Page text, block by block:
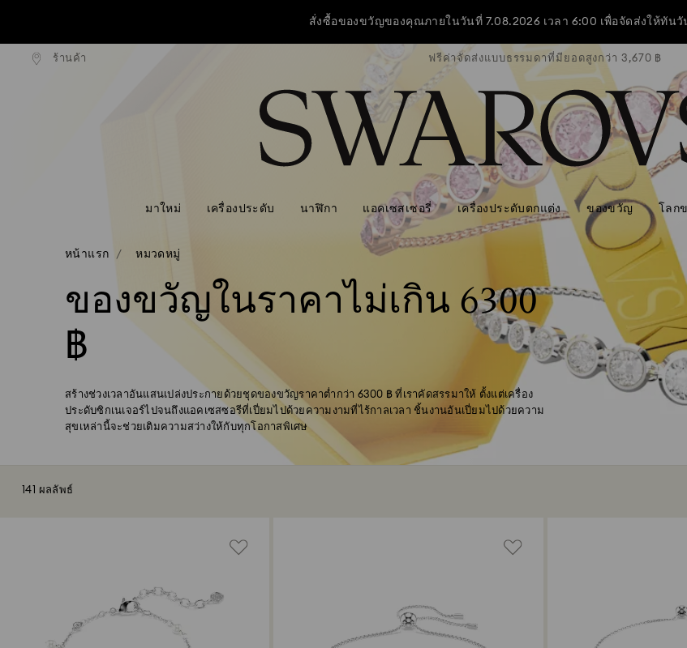
สั่งซื้อของขวัญของคุณภายในวันที่ 7.08.2026 เวลา 6:00 เพื่อจัดส่งให้ทัน
วันแม่ปีนี้ รับฟรี! กระเป๋าสะพายไหล่สีฟ้าที่ใช้งานได้หลากหลาย เมื่อมียอดซื้อครบ
สั่งซื้อของขวัญของคุณภายในวันที่ 7.08.2026 เวลา 6:00 เพื่อจัดส่งให้ทัน
ซื้อเลย ดูข้อมูลเพิ่มเติม
รายการกุญแจการเข้าถึง
ร้านค้า
บบธรรมดาที่มียอดสูงกว่า 3,670 ฿ ฟรีค่าจัดส่งแบบธรรมดาที่มียอดสูงกว่า 3,670 ฿ ฟ
มาใหม่ เครื่องประดับ นาฬิกา แอคเซสเซอรี่ เครื่องประดับตกแต่ง ของขวัญ โลก
หน้าแรก หมวดหมู่
ของขวัญในราคาไม่เกิน 6300
฿
สร้างช่วงเวลาอันแสนเปล่งประกายด้วยชุดของขวัญราคาต่ำกว่า 6300 ฿ ที่เราคัดสรรมาให้ ตั้งแต่เครื่อง
ประดับซิกเนเจอร์ไปจนถึงแอคเซสซอรีที่เปี่ยมไปด้วยความงามที่ไร้กาลเวลา ชิ้นงานอันเปี่ยมไปด้วยความ
สุขเหล่านี้จะช่วยเติมความสว่างให้กับทุกโอกาสพิเศษ
141 ผลลัพธ์